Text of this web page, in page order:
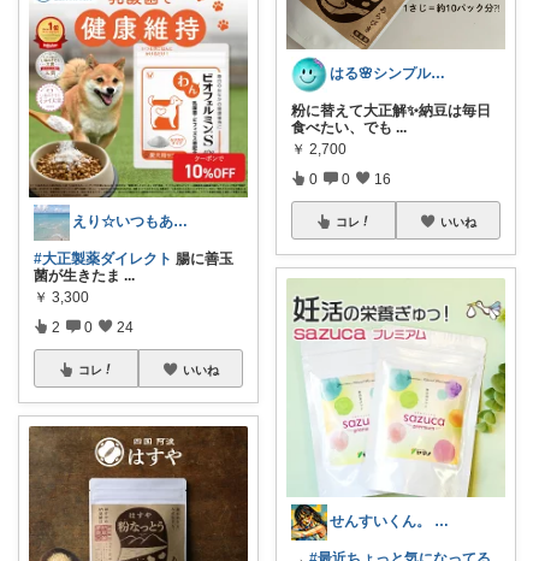
えり☆いつもありがとうございます
#大正製薬ダイレクト 腸に善玉
菌が生きたま ...
￥ 3,300
2 0 24
コレ いいね
はる🌸シンプル＆便利な暮らし
粉に替えて大正解✨納豆は毎日
食べたい、でも ...
￥ 2,700
0 0 16
コレ いいね
せんすいくん。 ＼情報の海へダイブ／